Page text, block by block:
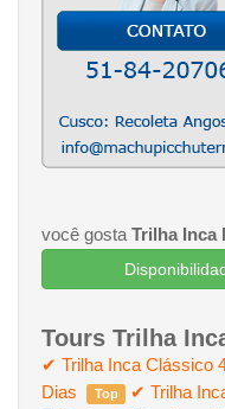
você gosta Trilha Inca
Tours Trilha
✔ Trilha Inca Clássico
Dias
Top ✔ Trilha